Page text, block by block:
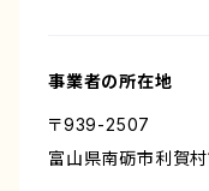
事業者の所在地
〒939-2507
富山県南砺市利賀村